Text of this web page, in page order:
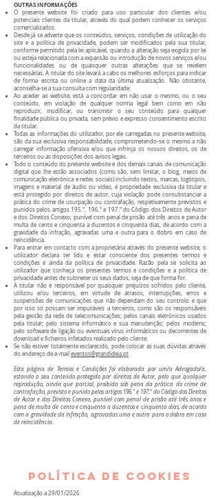
OUTRAS INFORMAÇÕES
O presente website foi criado para uso particular dos clientes e/ou
potenciais clientes da titular, através do qual podem conhecer os serviços
comercializados.
Desde já se adverte que os conteúdos, serviços, condições de utilização do
site e a política de privacidade, podem ser modificados pela sua titular,
conforme permitido pela lei aplicável, quando a alteração seja exigida por lei
ou esteja relacionada com a expansão ou introdução de novos serviços e/ou
funcionalidades ou de quaisquer outras alterações que se revelem
necessárias. A titular do site levará a cabo os melhores esforços para indicar
de forma escrita ou online a data da última atualização. Não obstante,
aconselha-se a sua consulta com regularidade.
Ao aceder ao website, está a concordar em não usar o mesmo, ou o seu
conteúdo, em violação de qualquer norma legal bem como em não
reproduzir, modificar, ou transmitir o seu conteúdo para qualquer
finalidade pública ou privada, sem prévio e expresso consentimento escrito
da titular.
Todas as informações do utilizador, por ele carregadas no presente website,
são da sua exclusiva responsabilidade, comprometendo-se o mesmo a não
carregar informação ofensiva e/ou que infrinja os nossos direitos, os de
terceiros ou as disposições dos avisos legais.
Todo o conteúdo do presente website e dos demais canais de comunicação
digital que lhe estão associados (como são, sem limitar, o blog, meios de
comunicação eletrónica e redes sociais) incluindo textos, marcas, logótipos,
imagens e material de áudio ou vídeo, é propriedade exclusiva da titular e
está protegido por direitos de autor, cuja violação pode consubstanciar a
prática do crime de usurpação ou contrafação, respetivamente previstos e
punidos pelos artigos 195.º, 196.º e 197.º do Código dos Direitos de Autor
e dos Direitos Conexo, punível com penal de prisão até três anos e pena de
multa de cento e cinquenta a duzentos e cinquenta dias, de acordo com a
gravidade da infração, agravadas uma e outra para o dobro em caso de
reincidência.
Para entrar em contacto com a proprietária através do presente website, o
utilizador declara ter lido e estar consciente dos presentes termos e
condições e ainda da política de privacidade. Razão pela se solicita ao
utilizador que conheça os presentes termos e condições e a política de
privacidade antes de submeter os seus dados, seja de que forma for.
A titular não é responsável por quaisquer prejuízos sofridos pelo cliente,
utilizou e/ou terceiros, em virtude de atrasos, interrupções, erros e
suspensões de comunicações que não dependam do seu controlo e que
por isso só possam ser imputáveis a terceiros, como são os responsáveis
pela gestão da rede de telecomunicações; pelos canais eletrónicos usados
pela titular; pelo sistema informático e sua manutenção; pelos modems;
pelo software de ligação ou eventuais vírus informáticos ou decorrentes de
download e ficheiros infetados realizado pelo cliente.
Se não estiver totalmente esclarecido, pode colocar as suas dúvidas através
do endereço de e-mail eventos@grandideia.pt
Esta página de Termos e Condições foi elaborada por um/a Advogado/a,
estando o seu conteúdo protegido por direitos de Autor, pelo que qualquer
reprodução, ainda que parcial, proibida sob pena da prática do crime de
contrafação, previsto e punido pelos artigos 196.º e 197.º do Código dos Direitos
de Autor e dos Direitos Conexo, punível com penal de prisão até três anos e
pena de multa de cento e cinquenta a duzentos e cinquenta dias, de acordo
com a gravidade da infração, agravadas uma e outra para o dobro em caso
de reincidência.
política de cookies
Atualização a 29/01/2026